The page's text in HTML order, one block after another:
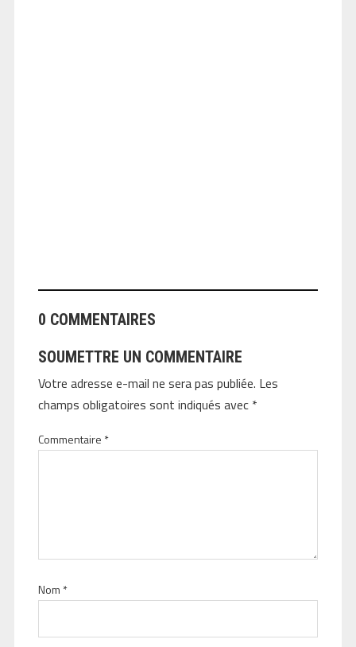
0 COMMENTAIRES
SOUMETTRE UN COMMENTAIRE
Votre adresse e-mail ne sera pas publiée. Les
champs obligatoires sont indiqués avec *
Commentaire *
Nom *